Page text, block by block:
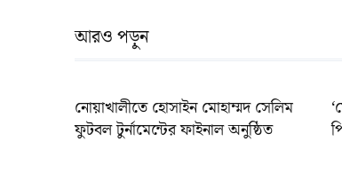
আরও পড়ুন
নোয়াখালীতে হোসাইন মোহাম্মদ সেলিম
ফুটবল টুর্নামেন্টের ফাইনাল অনুষ্ঠিত